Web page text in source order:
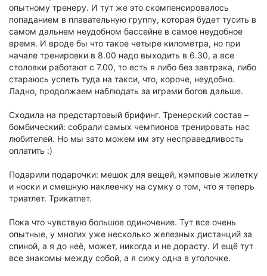
опытному тренеру. И тут же это скомпенсировалось
попаданием в плавательную группу, которая будет тусить в
самом дальнем неудобном бассейне в самое неудобное
время. И вроде бы что такое четыре километра, но при
начале тренировки в 8.00 надо выходить в 6.30, а все
столовки работают с 7.00, то есть я либо без завтрака, либо
стараюсь успеть туда на такси, что, короче, неудобно.
Ладно, продолжаем наблюдать за играми богов дальше.
Сходила на предстартовый брифинг. Тренерский состав –
бомбический: собрали самых чемпионов тренировать нас
любителей. Но мы зато можем им эту несправедливость
оплатить :)
Подарили подарочки: мешок для вещей, кэмповые жилетку
и носки и смешную наклеечку на сумку о том, что я теперь
триатлет. Трикатлет.
Пока что чувствую большое одиночение. Тут все очень
опытные, у многих уже несколько железных дистанций за
спиной, а я до неё, может, никогда и не дорасту. И ещё тут
все знакомы между собой, а я сижу одна в уголочке.